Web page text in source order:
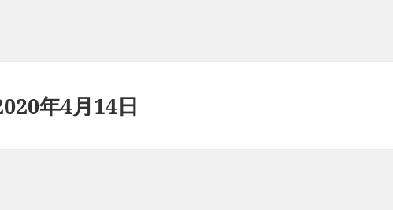
年4月14日